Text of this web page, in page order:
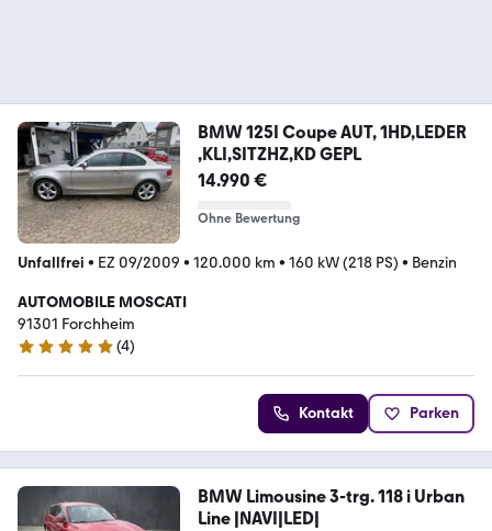
BMW 125I Coupe AUT, 1HD,LEDER
,KLI,SITZHZ,KD GEPL
14.990 €
Ohne Bewertung
Unfallfrei • EZ 09/2009 • 120.000 km • 160 kW (218 PS) • Benzin
AUTOMOBILE MOSCATI
91301 Forchheim
5 Sterne
(4)
Kontakt Parken
BMW Limousine 3-trg. 118 i Urban
Line |NAVI|LED|